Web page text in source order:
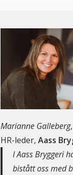
Marianne Galleberg,
HR-leder, Aass
I Aass Bryggeri
bistått oss med